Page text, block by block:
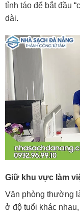
tỉnh táo để bắt đầu
dài.
Giữ khu vực làm
Văn phòng thường
ở độ tuổi khác